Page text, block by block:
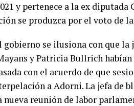
y pertenece a la ex
se produzca por el voto de
gobierno se ilusiona con que
y Patricia Bullrich
con el acuerdo de que
a Adorni. La jefa de
reunión de labor